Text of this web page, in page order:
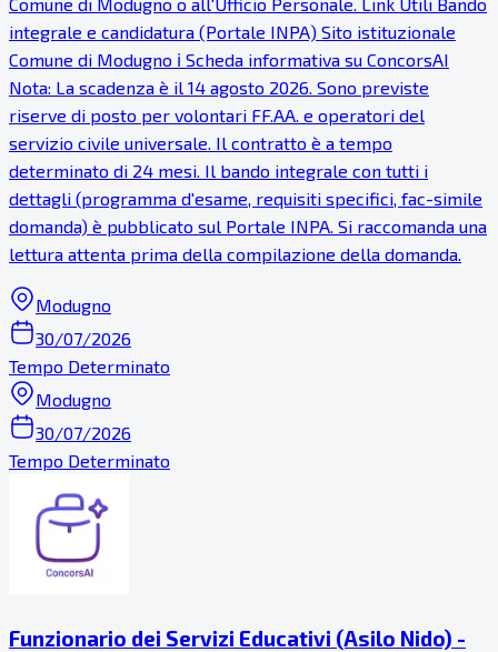
integrale e candidatura (Portale INPA) Sito istituzionale
Comune di Modugno ℹ Scheda informativa su ConcorsAI
Nota: La scadenza è il 14 agosto 2026. Sono previste
riserve di posto per volontari FF.AA. e operatori del
servizio civile universale. Il contratto è a tempo
determinato di 24 mesi. Il bando integrale con tutti i
dettagli (programma d'esame, requisiti specifici, fac-simile
domanda) è pubblicato sul Portale INPA. Si raccomanda una
lettura attenta prima della compilazione della domanda.
Modugno
30/07/2026
Tempo Determinato
Modugno
30/07/2026
Tempo Determinato
Funzionario dei Servizi Educativi (Asilo Nido) -